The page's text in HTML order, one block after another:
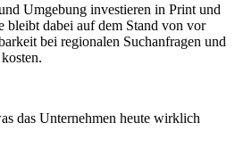
Umgebung investieren in Print und
bleibt dabei auf dem Stand von vor
bei regionalen Suchanfragen und
das Unternehmen heute wirklich